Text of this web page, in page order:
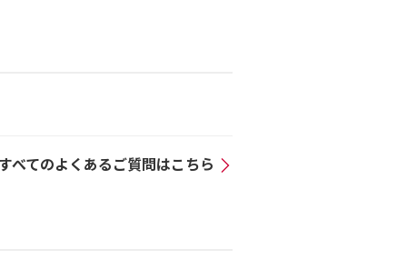
べてのよくあるご質問はこちら